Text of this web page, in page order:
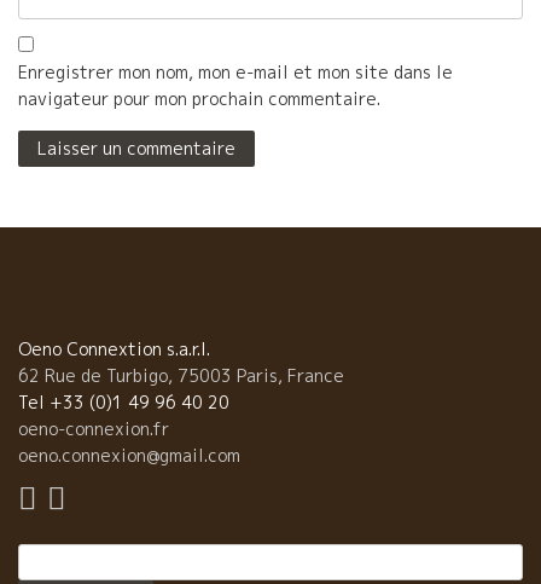
Enregistrer mon nom, mon e-mail et mon site dans le
navigateur pour mon prochain commentaire.
Oeno Connextion s.a.r.l.
62 Rue de Turbigo, 75003 Paris, France
Tel +33 (0)1 49 96 40 20
oeno-connexion.fr
oeno.connexion@gmail.com